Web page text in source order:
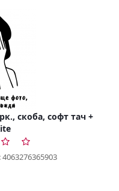
скоба, софт тач +
4063276365903